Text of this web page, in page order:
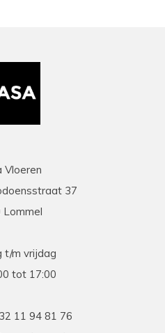
Vloeren
37
Lommel
t/m vrijdag
tot 17:00
11 94 81 76